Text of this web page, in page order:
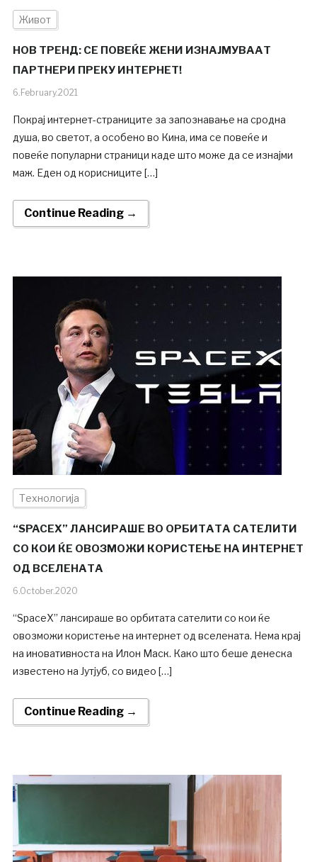
Живот
НОВ ТРЕНД: СЕ ПОВЕЌЕ ЖЕНИ ИЗНАЈМУВААТ
ПАРТНЕРИ ПРЕКУ ИНТЕРНЕТ!
6.February.2021
Покрај интернет-страниците за запознавање на сродна
душа, во светот, а особено во Кина, има се повеќе и
повеќе популарни страници каде што може да се изнајми
маж. Еден од корисниците […]
Continue Reading →
Технологија
“SPACEX” ЛАНСИРАШЕ ВО ОРБИТАТА САТЕЛИТИ
СО КОИ ЌЕ ОВОЗМОЖИ КОРИСТЕЊЕ НА ИНТЕРНЕТ
ОД ВСЕЛЕНАТА
6.October.2020
“SpaceX” лансираше во орбитата сателити со кои ќе
овозможи користење на интернет од вселената. Нема крај
на иновативноста на Илон Маск. Како што беше денеска
известено на Јутјуб, со видео […]
Continue Reading →